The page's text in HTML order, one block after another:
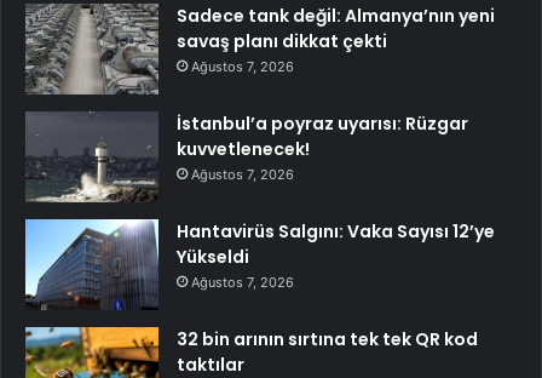
Sadece tank değil: Almanya’nın yeni
savaş planı dikkat çekti
Ağustos 7, 2026
İstanbul’a poyraz uyarısı: Rüzgar
kuvvetlenecek!
Ağustos 7, 2026
Hantavirüs Salgını: Vaka Sayısı 12’ye
Yükseldi
Ağustos 7, 2026
32 bin arının sırtına tek tek QR kod
taktılar